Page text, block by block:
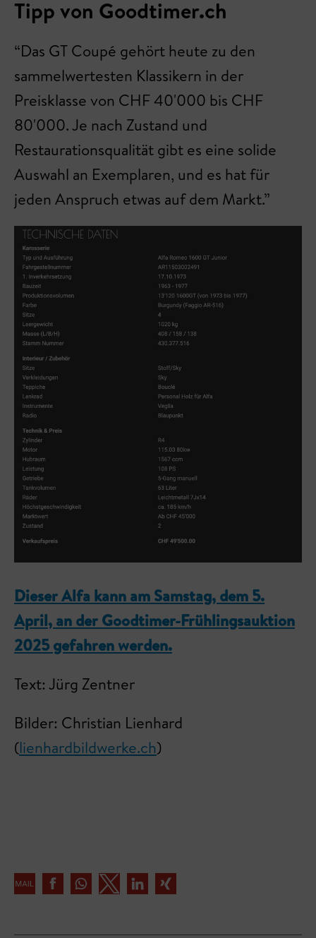
Tipp von Goodtimer.ch
“Das GT Coupé gehört heute zu den
sammelwertesten Klassikern in der
Preisklasse von CHF 40'000 bis CHF
80'000. Je nach Zustand und
Restaurationsqualität gibt es eine solide
Auswahl an Exemplaren, und es hat für
jeden Anspruch etwas auf dem Markt.”
Dieser Alfa kann am Samstag, dem 5.
April, an der Goodtimer-Frühlingsauktion
2025 gefahren werden.
Text: Jürg Zentner
Bilder: Christian Lienhard
(lienhardbildwerke.ch)